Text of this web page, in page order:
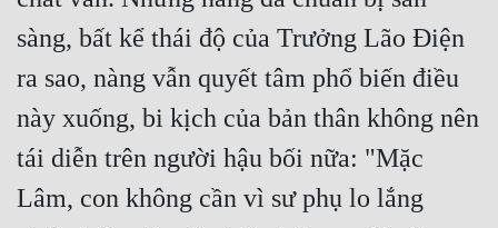
Du Hí
Dã Sử
Dị Giới
Dị Năng
Gia Đấu
sàng, bất kể thái độ của Trưởng Lão Điện
ra sao, nàng vẫn quyết tâm phổ biến điều
này xuống, bi kịch của bản thân không nên
tái diễn trên người hậu bối nữa: "Mặc
Lâm, con không cần vì sư phụ lo lắng